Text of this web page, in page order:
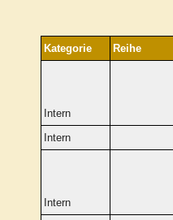
Kategorie Reihe
Intern
Intern
Intern